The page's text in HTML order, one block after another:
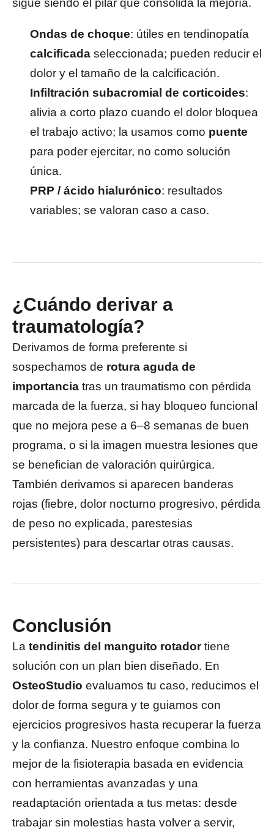
sigue siendo el pilar que consolida la mejoría.
Ondas de choque: útiles en tendinopatía
calcificadaseleccionada; pueden reducir el
dolor y el tamaño de la calcificación.
Infiltración subacromial de corticoides:
alivia a corto plazo cuando el dolor bloquea
el trabajo activo; la usamos como puente
para poder ejercitar, no como solución
única.
PRP / ácido hialurónico: resultados
variables; se valoran caso a caso.
¿Cuándo derivar a
traumatología?
Derivamos de forma preferente si
sospechamos de rotura aguda de
importancia tras un traumatismo con pérdida
marcada de la fuerza, si hay bloqueo funcional
que no mejora pese a 6–8 semanas de buen
programa, o si la imagen muestra lesiones que
se benefician de valoración quirúrgica.
También derivamos si aparecen banderas
rojas (fiebre, dolor nocturno progresivo, pérdida
de peso no explicada, parestesias
persistentes) para descartar otras causas.
Conclusión
La tendinitis del manguito rotadortiene
solución con un plan bien diseñado. En
OsteoStudio evaluamos tu caso, reducimos el
dolor de forma segura y te guiamos con
ejercicios progresivos hasta recuperar la fuerza
y la confianza. Nuestro enfoque combina lo
mejor de la fisioterapia basada en evidencia
con herramientas avanzadas y una
readaptación orientada a tus metas: desde
trabajar sin molestias hasta volver a servir,